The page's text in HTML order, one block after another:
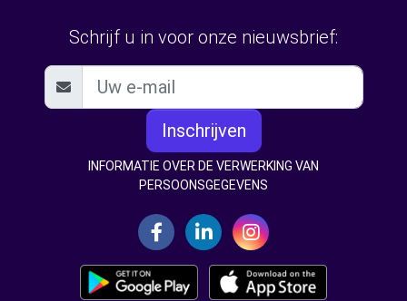
Schrijf u in voor onze nieuwsbrief:
Inschrijven
INFORMATIE OVER DE VERWERKING VAN
PERSOONSGEGEVENS